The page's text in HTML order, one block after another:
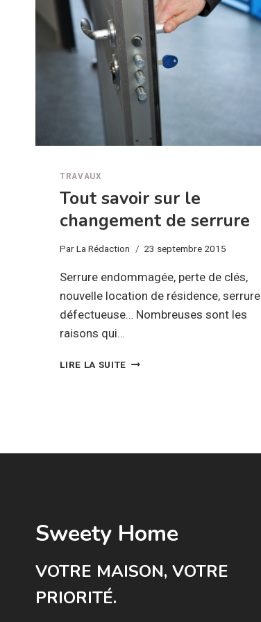
TRAVAUX
Tout savoir sur le
changement de serrure
Par La Rédaction 23 septembre 2015
Serrure endommagée, perte de clés,
nouvelle location de résidence, serrure
défectueuse… Nombreuses sont les
raisons qui…
LIRE LA SUITE TOUT
Sweety Home
VOTRE MAISON, VOTRE
PRIORITÉ.